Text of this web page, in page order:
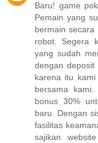
Baru! game
Pemain yang
bermain
robot. Segera
yang sudah
dengan deposit
karena itu
bersama
bonus 30%
baru. Dengan
fasilitas
sajikan